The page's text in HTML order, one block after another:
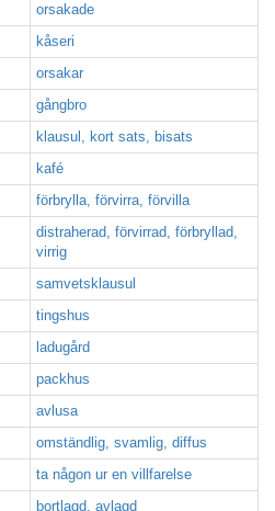
orsakade
kåseri
orsakar
gångbro
klausul, kort sats, bisats
kafé
förbrylla, förvirra, förvilla
distraherad, förvirrad, förbryllad,
virrig
samvetsklausul
tingshus
ladugård
packhus
avlusa
omständlig, svamlig, diffus
ta någon ur en villfarelse
bortlagd, avlagd